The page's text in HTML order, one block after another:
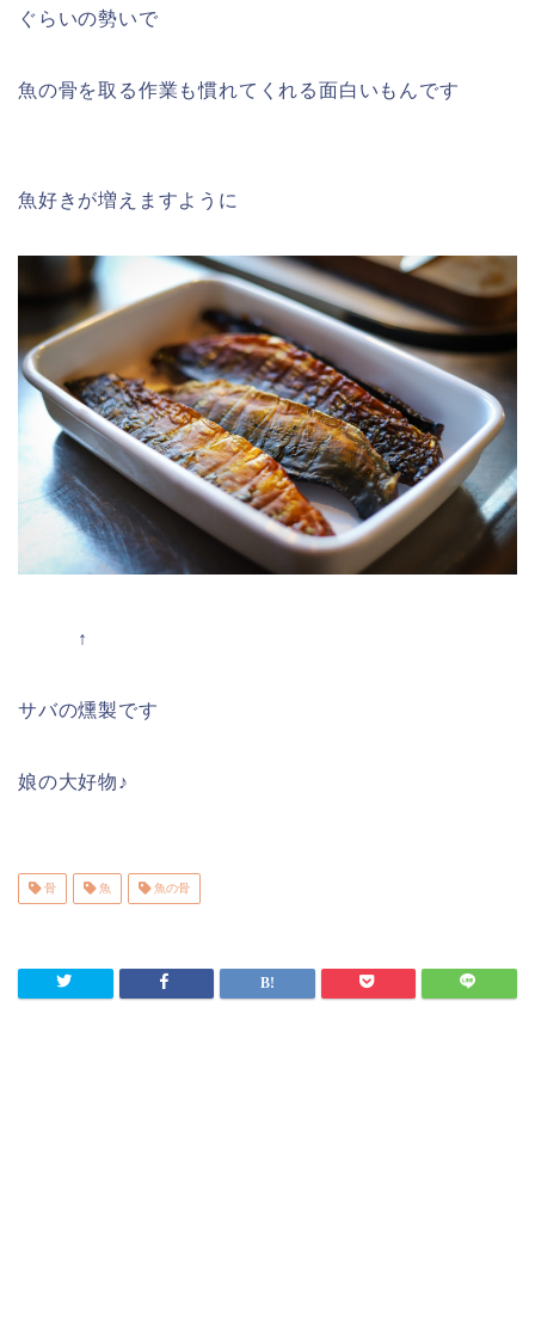
ぐらいの勢いで
魚の骨を取る作業も慣れてくれる面白いもんです
魚好きが増えますように
↑
サバの燻製です
娘の大好物♪
骨 魚 魚の骨